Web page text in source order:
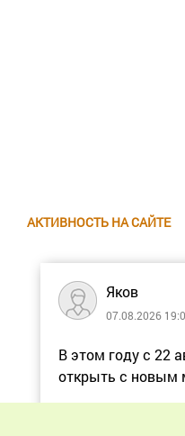
АКТИВНОСТЬ НА САЙТЕ
Яков
07.08.2026
В этом году с 22
открыть с новым